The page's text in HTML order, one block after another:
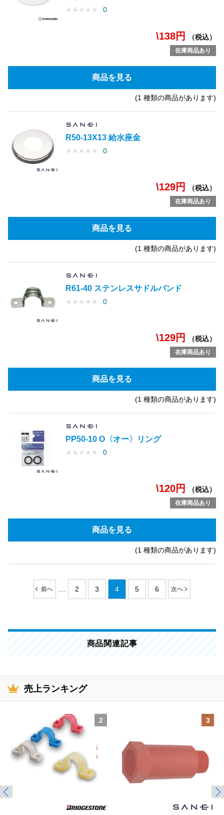
★ ★ ★ ★ ★ 0
\138円 （税込）
在庫商品あり
商品を見る
(1 種類の商品があります)
R50-13X13 給水座金
★ ★ ★ ★ ★ 0
\129円 （税込）
在庫商品あり
商品を見る
(1 種類の商品があります)
R61-40 ステンレスサドルバンド
★ ★ ★ ★ ★ 0
\129円 （税込）
在庫商品あり
商品を見る
(1 種類の商品があります)
PP50-10 O〈オー〉リング
★ ★ ★ ★ ★ 0
\120円 （税込）
在庫商品あり
商品を見る
(1 種類の商品があります)
2 3 4 5 6
商品関連記事
売上ランキング
2 3